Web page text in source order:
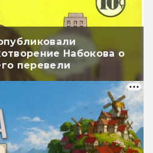
Набокова о
перевели